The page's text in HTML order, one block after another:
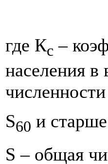
где Кс –
населения в
S60 и
S – общая